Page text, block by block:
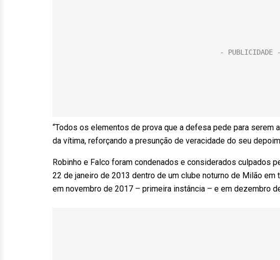
“Todos os elementos de prova que a defesa pede para serem
da vítima, reforçando a presunção de veracidade do seu
Robinho e Falco foram condenados e considerados culpados
22 de janeiro de 2013 dentro de um clube noturno de Milão
em novembro de 2017 – primeira instância – e em dezembro